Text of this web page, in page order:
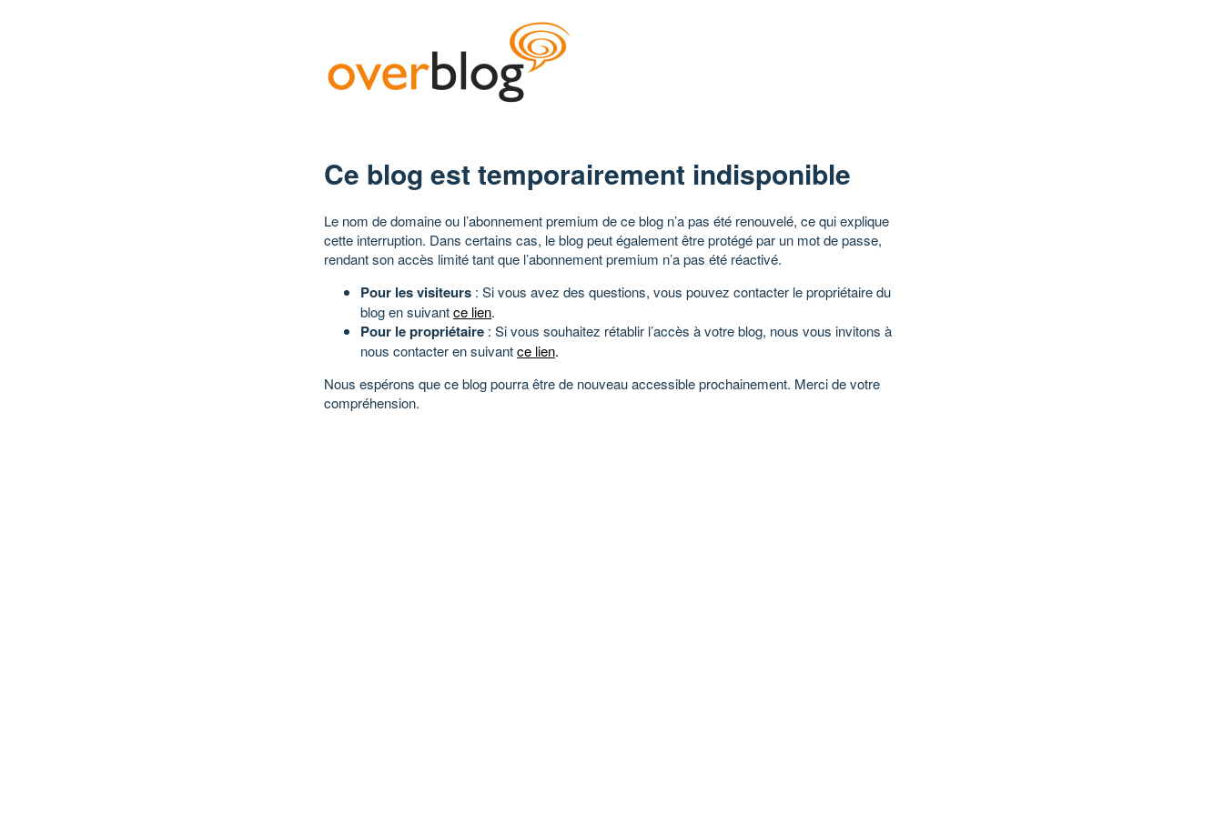
Ce blog est temporairement indisponible
Le nom de domaine ou l’abonnement premium de ce blog n’a pas été renouvelé, ce qui explique
cette interruption. Dans certains cas, le blog peut également être protégé par un mot de passe,
rendant son accès limité tant que l’abonnement premium n’a pas été réactivé.
Pour les visiteurs : Si vous avez des questions, vous pouvez contacter le propriétaire du
blog en suivantce lien.
Pour le propriétaire : Si vous souhaitez rétablir l’accès à votre blog, nous vous invitons à
nous contacter en suivantce lien.
Nous espérons que ce blog pourra être de nouveau accessible prochainement. Merci de votre
compréhension.